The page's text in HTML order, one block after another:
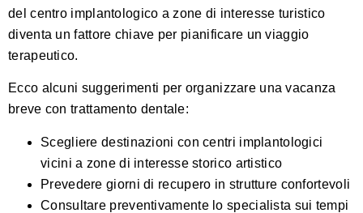
del centro implantologico a zone di interesse turistico
diventa un fattore chiave per pianificare un viaggio
terapeutico.
Ecco alcuni suggerimenti per organizzare una vacanza
breve con trattamento dentale:
Scegliere destinazioni con centri implantologici
vicini a zone di interesse storico artistico
Prevedere giorni di recupero in strutture confortevoli
Consultare preventivamente lo specialista sui tempi